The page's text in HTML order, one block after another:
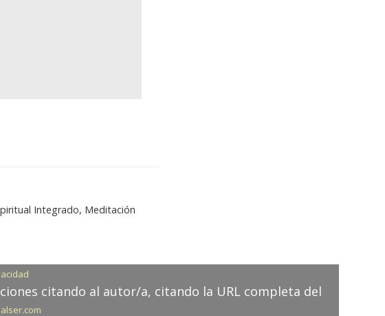
Integrado, Meditación
citando al autor/a, citando la URL completa del